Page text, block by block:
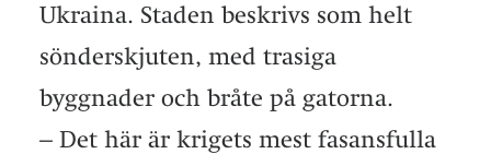
Ukraina. Staden beskrivs som helt
sönderskjuten, med trasiga
byggnader och bråte på gatorna.
– Det här är krigets mest fasansfulla